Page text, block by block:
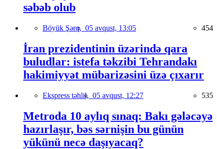
səbəb olub
Böyük Şərq, 05 avqust, 13:05 454
İran prezidentinin üzərində qara
buludlar: istefa təkzibi Tehrandakı
hakimiyyət mübarizəsini üzə çıxarır
Ekspress təhlil, 05 avqust, 12:27 535
Metroda 10 aylıq sınaq: Bakı gələcəyə
hazırlaşır, bəs sərnişin bu günün
yükünü necə daşıyacaq?